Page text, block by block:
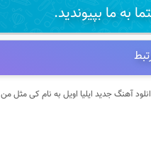
به ما بپیوندید.
آهنگ جدید ایلیا اویل به نام کی مثل من